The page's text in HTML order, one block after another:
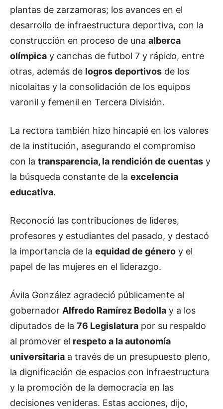
plantas de zarzamoras; los avances en el
desarrollo de infraestructura deportiva, con la
construcción en proceso de una alberca
olímpica y canchas de futbol 7 y rápido, entre
otras, además de logros deportivos de los
nicolaitas y la consolidación de los equipos
varonil y femenil en Tercera División.
La rectora también hizo hincapié en los valores
de la institución, asegurando el compromiso
con la transparencia, la rendición de cuentas y
la búsqueda constante de la excelencia
educativa.
Reconoció las contribuciones de líderes,
profesores y estudiantes del pasado, y destacó
la importancia de la equidad de género y el
papel de las mujeres en el liderazgo.
Ávila González agradeció públicamente al
gobernador Alfredo Ramírez Bedolla y a los
diputados de la 76 Legislatura por su respaldo
al promover el respeto a la autonomía
universitaria a través de un presupuesto pleno,
la dignificación de espacios con infraestructura
y la promoción de la democracia en las
decisiones venideras. Estas acciones, dijo,